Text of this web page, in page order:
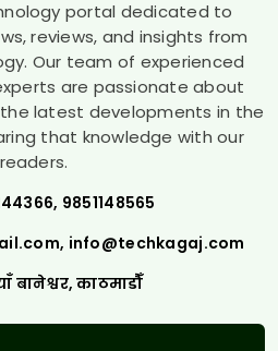
portal dedicated to
reviews, and insights from
Our team of experienced
are passionate about
latest developments in the
that knowledge with our
readers.
9851148565
, info@techkagaj.com
बानेश्वर, काठमाडौँ